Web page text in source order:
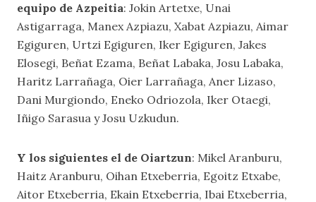
equipo de Azpeitia: Jokin Artetxe, Unai
Astigarraga, Manex Azpiazu, Xabat Azpiazu, Aimar
Egiguren, Urtzi Egiguren, Iker Egiguren, Jakes
Elosegi, Beñat Ezama, Beñat Labaka, Josu Labaka,
Haritz Larrañaga, Oier Larrañaga, Aner Lizaso,
Dani Murgiondo, Eneko Odriozola, Iker Otaegi,
Iñigo Sarasua y Josu Uzkudun.
Y los siguientes el de Oiartzun: Mikel Aranburu,
Haitz Aranburu, Oihan Etxeberria, Egoitz Etxabe,
Aitor Etxeberria, Ekain Etxeberria, Ibai Etxeberria,